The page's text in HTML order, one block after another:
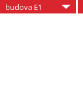
budova E1